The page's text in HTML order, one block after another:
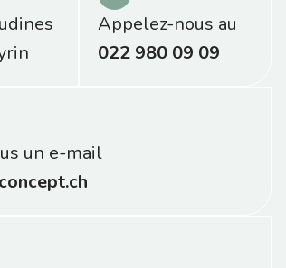
022 980 09 09
Appelez-nous au
un e-mail